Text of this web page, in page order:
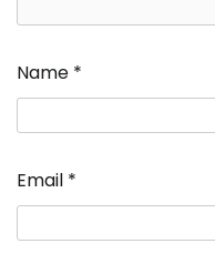
Name *
Email *